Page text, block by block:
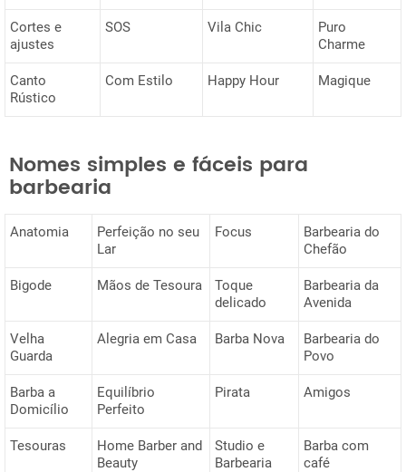
Cortes e
ajustes
SOS Vila Chic
Puro
Charme
Canto
Rústico
Com Estilo Happy Hour Magique
Nomes simples e fáceis para
barbearia
Anatomia
Perfeição no seu
Lar
Focus
Barbearia do
Chefão
Bigode Mãos de Tesoura
Toque
delicado
Barbearia da
Avenida
Velha
Guarda
Alegria em Casa Barba Nova
Barbearia do
Povo
Barba a
Domicílio
Equilíbrio
Perfeito
Pirata Amigos
Tesouras
Home Barber and
Beauty
Studio e
Barbearia
Barba com
café